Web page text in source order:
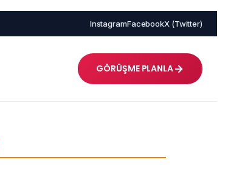
InstagramFacebookX (Twitter)
GÖRÜŞME PLANLA